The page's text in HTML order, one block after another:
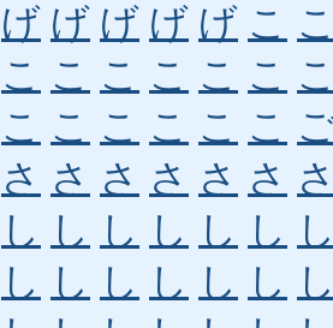
げ げ げ げ げ こ
こ こ こ こ こ こ
こ こ こ こ こ こ
さ さ さ さ さ さ
し し し し し し
し し し し し し